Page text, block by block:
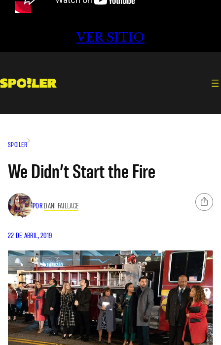
VER SITIO
SPOILER
We Didn’t Start the Fire
POR DANI FAILLACE
22 DE ABRIL, 2019